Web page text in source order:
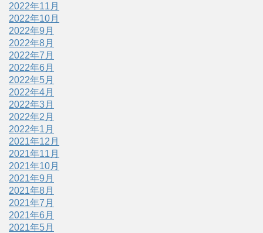
2022年11月
2022年10月
2022年9月
2022年8月
2022年7月
2022年6月
2022年5月
2022年4月
2022年3月
2022年2月
2022年1月
2021年12月
2021年11月
2021年10月
2021年9月
2021年8月
2021年7月
2021年6月
2021年5月